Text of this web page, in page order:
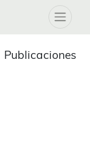
Publicaciones